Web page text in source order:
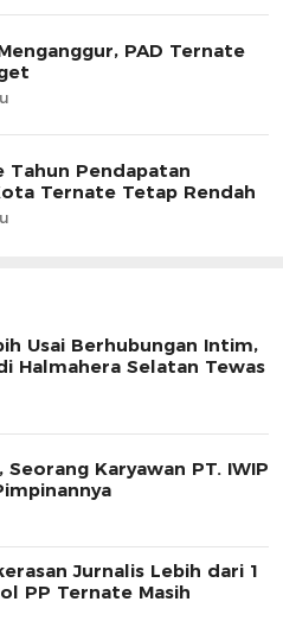
PAD Ternate
Tahun Pendapatan
Ternate Tetap Rendah
Usai Berhubungan Intim,
Halmahera Selatan Tewas
Seorang Karyawan PT. IWIP
Jurnalis Lebih dari 1
PP Ternate Masih